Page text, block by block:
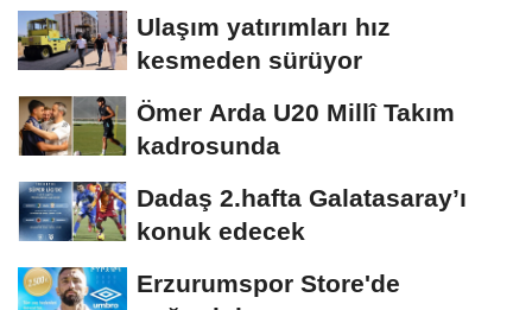
Ulaşım yatırımları hız
kesmeden sürüyor
Ömer Arda U20 Millî Takım
kadrosunda
Dadaş 2.hafta Galatasaray’ı
konuk edecek
Erzurumspor Store'de